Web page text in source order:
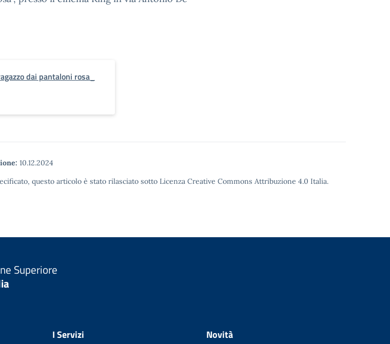
dai pantaloni rosa_
10.12.2024
questo articolo è stato rilasciato sotto Licenza Creative Commons Attribuzione 4.0 Italia.
Superiore
I Servizi Novità